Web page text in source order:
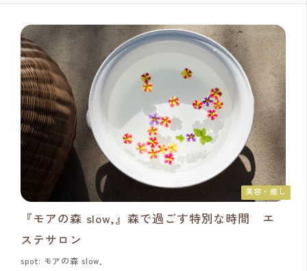
美容・癒し
『モアの森 slow,』森で過ごす特別な時間 エ
ステサロン
spot: モアの森 slow,